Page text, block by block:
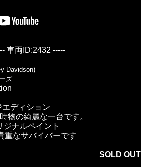
車両ID:2432 -----
Davidson)
ズ
ディション
物の綺麗な一台です。
ジナルペイント
重なサバイバーです
SOLD OUT